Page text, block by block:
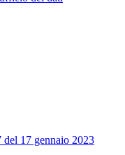
del 17 gennaio 2023